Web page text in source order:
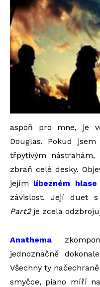
aspoň pro mne, je
Douglas. Pokud
třpytivým
zbraň celé desky.
jejím líbezném hlase
závislost. Její duet
Part2je zcela
Anathema
jednoznačně
Všechny ty
smyčce, piano míří